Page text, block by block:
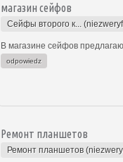
магазин сейфов
Сейфы второго к...
В магазине сейфов
odpowiedz
Ремонт планшетов
Ремонт планшетов